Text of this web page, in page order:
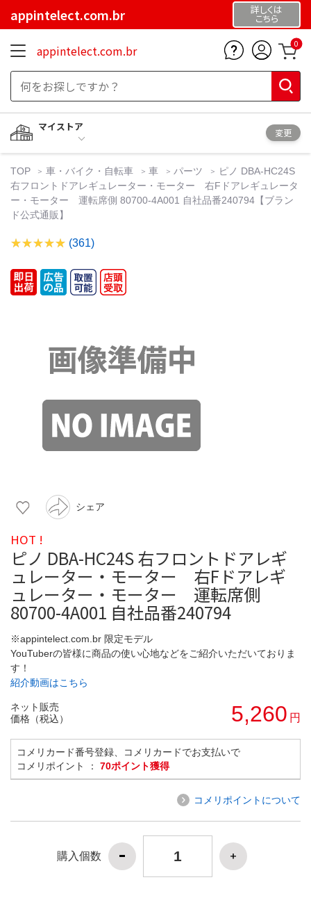
appintelect.com.br 詳しくは
こちら
appintelect.com.br 0
マイストア
変更
TOP 車・バイク・自転車 車 パーツ
ピノ DBA-HC24S
右フロントドアレギュレーター・モーター 右Fドアレギュレータ
ー・モーター 運転席側 80700-4A001 自社品番240794【ブラン
ド公式通販】
(361)
シェア
HOT !
ピノ DBA-HC24S 右フロントドアレギ
ュレーター・モーター 右Fドアレギ
ュレーター・モーター 運転席側
80700-4A001 自社品番240794
※appintelect.com.br 限定モデル
YouTuberの皆様に商品の使い心地などをご紹介いただいておりま
す！
紹介動画はこちら
ネット販売
価格（税込）
5,260 円
コメリカード番号登録、コメリカードでお支払いで
コメリポイント ： 70ポイント獲得
コメリポイントについて
購入個数